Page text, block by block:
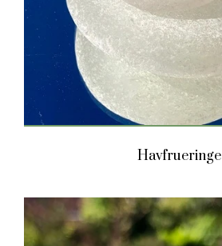
Havfrueringe